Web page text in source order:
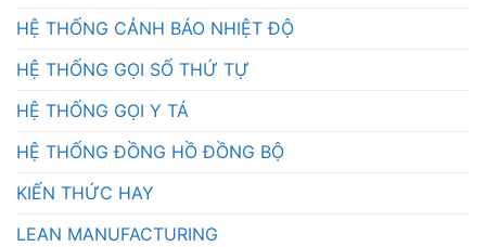
HỆ THỐNG CẢNH BÁO NHIỆT ĐỘ
HỆ THỐNG GỌI SỐ THỨ TỰ
HỆ THỐNG GỌI Y TÁ
HỆ THỐNG ĐỒNG HỒ ĐỒNG BỘ
KIẾN THỨC HAY
LEAN MANUFACTURING